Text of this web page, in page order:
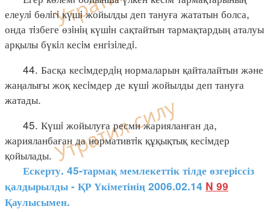
елеулi бөлiгi күшi жойылды деп тануға жататын болса,
онда тiзбеге өзiнiң күшiн сақтайтын тармақтардың аталуы
арқылы бүкiл кесiм енгiзiледi.
44. Басқа кесiмдердiң нормаларын қайталайтын және
жаңалығы жоқ кесiмдер де күшi жойылды деп тануға
жатады.
45. Күшi жойылуға ресми жарияланған да,
жарияланбаған да нормативтiк құқықтық кесiмдер
қойылады.
Ескерту. 45-тармақ мемлекеттік тілде өзгеріссіз
қалдырылды - ҚР Үкіметінің 2006.02.14 N 99
Қаулысымен.